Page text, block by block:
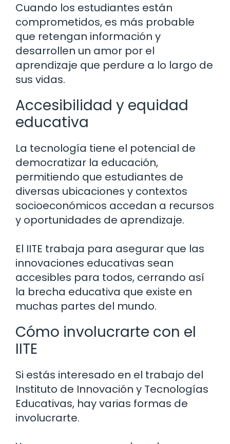
Cuando los estudiantes están
comprometidos, es más probable
que retengan información y
desarrollen un amor por el
aprendizaje que perdure a lo largo de
sus vidas.
Accesibilidad y equidad
educativa
La tecnología tiene el potencial de
democratizar la educación,
permitiendo que estudiantes de
diversas ubicaciones y contextos
socioeconómicos accedan a recursos
y oportunidades de aprendizaje.
El IITE trabaja para asegurar que las
innovaciones educativas sean
accesibles para todos, cerrando así
la brecha educativa que existe en
muchas partes del mundo.
Cómo involucrarte con el
IITE
Si estás interesado en el trabajo del
Instituto de Innovación y Tecnologías
Educativas, hay varias formas de
involucrarte.